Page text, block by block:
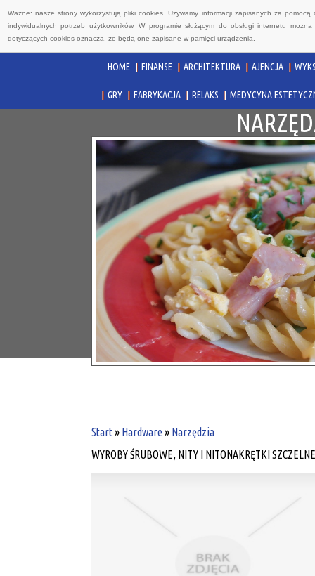
Ważne: nasze strony wykorzystują pliki cookies. Używamy informacji zapisanych za
indywidualnych potrzeb użytkowników. W programie służącym do obsługi internetu
dotyczących cookies oznacza, że będą one zapisane w pamięci urządzenia.
HOME FINANSE ARCHITEKTURA AJENCJA
GRY FABRYKACJA RELAKS MEDYCYNA
Start» Hardware» Narzędzia
WYROBY ŚRUBOWE, NITY I NITONAKRĘTKI SZCZELNE